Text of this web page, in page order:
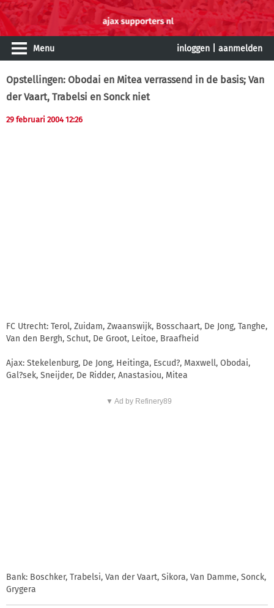
Menu inloggen aanmelden
Opstellingen: Obodai en Mitea verrassend in de basis; Van
der Vaart, Trabelsi en Sonck niet
29 februari 2004 12:26
FC Utrecht: Terol, Zuidam, Zwaanswijk, Bosschaart, De Jong, Tanghe,
Van den Bergh, Schut, De Groot, Leitoe, Braafheid
Ajax: Stekelenburg, De Jong, Heitinga, Escud?, Maxwell, Obodai,
Gal?sek, Sneijder, De Ridder, Anastasiou, Mitea
▼ Ad by Refinery89
Bank: Boschker, Trabelsi, Van der Vaart, Sikora, Van Damme, Sonck,
Grygera